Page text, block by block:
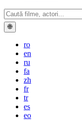
🌐
ro
en
ru
fa
zh
fr
tr
es
eo